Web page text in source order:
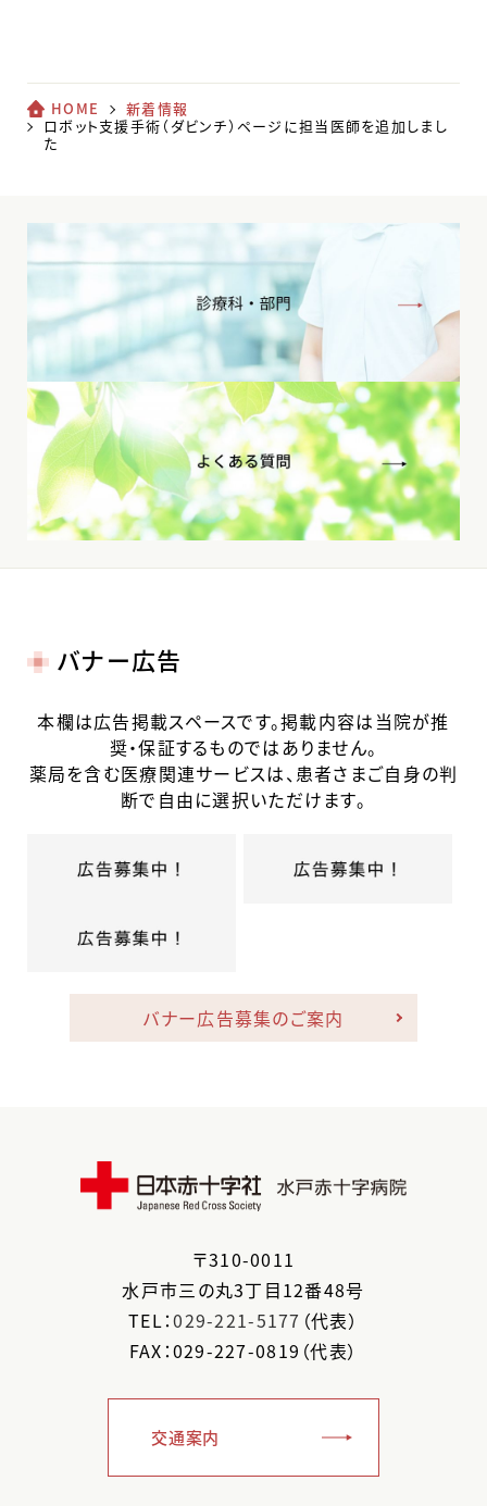
HOME
新着情報
ロボット支援手術（ダビンチ）ページに担当医師を追加しまし
た
バナー広告
本欄は広告掲載スペースです。掲載内容は当院が推
奨・保証するものではありません。
薬局を含む医療関連サービスは、患者さまご自身の判
断で自由に選択いただけます。
バナー広告募集のご案内
〒310-0011
水戸市三の丸3丁目12番48号
TEL：029-221-5177 （代表）
FAX：029-227-0819（代表）
交通案内